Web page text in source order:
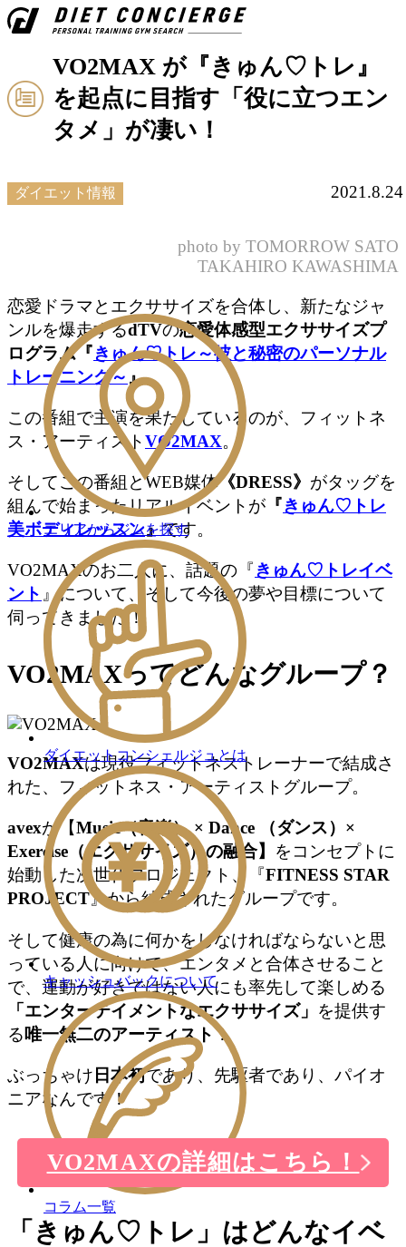
エリアからジムを探す
ダイエットコンシェルジュとは
キャッシュバックについて
コラム一覧
VO2MAX が『きゅん♡トレ』
を起点に目指す「役に立つエン
タメ」が凄い！
ダイエット情報 2021.8.24
photo by TOMORROW SATO
TAKAHIRO KAWASHIMA
恋愛ドラマとエクササイズを合体し、新たなジャ
ンルを爆走するdTVの恋愛体感型エクササイズプ
ログラム『きゅん♡トレ～彼と秘密のパーソナル
トレーニング～ 』。
この番組で主演を果たしているのが、フィットネ
ス・アーティストVO2MAX。
そしてこの番組とWEB媒体《DRESS》 がタッグを
組んで始まったリアルイベントが 『きゅん♡トレ
美ボディレッスン』です。
VO2MAXのお二人に、話題の『 きゅん♡トレイベ
ント 』について、そして今後の夢や目標について
伺ってきました！
VO2MAXってどんなグループ？
VO2MAXは現役フィットネストレーナーで結成さ
れた、フィットネス・アーティストグループ。
avexが【Music（音楽） × Dance （ダンス）×
Exercise（エクササイズ）の融合】 をコンセプトに
始動した次世代プロジェクト、『FITNESS STAR
PROJECT』から結成されたグループです。
そして健康の為に何かをしなければならないと思
っている人に向けて、エンタメと合体させること
で、運動が好きではない人にも率先して楽しめる
「エンターテイメントなエクササイズ」 を提供す
る唯一無二のアーティスト！
ぶっちゃけ 日本初であり、先駆者であり、パイオ
ニアなんです！
VO2MAXの詳細はこちら！
「きゅん♡トレ」はどんなイベ